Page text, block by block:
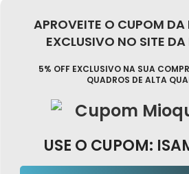
APROVEITE O CUPOM
EXCLUSIVO NO SITE
5% OFF EXCLUSIVO NA SUA
QUADROS DE ALTA
USE O CUPOM: